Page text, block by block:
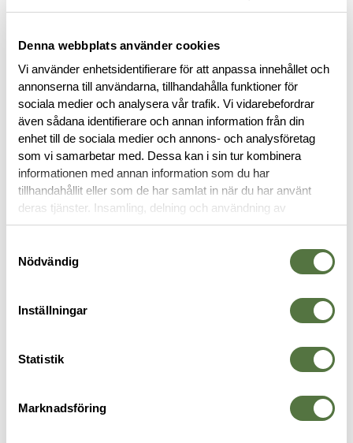
Denna webbplats använder cookies
Vi använder enhetsidentifierare för att anpassa innehållet och
annonserna till användarna, tillhandahålla funktioner för
sociala medier och analysera vår trafik. Vi vidarebefordrar
även sådana identifierare och annan information från din
enhet till de sociala medier och annons- och analysföretag
som vi samarbetar med. Dessa kan i sin tur kombinera
informationen med annan information som du har
tillhandahållit eller som de har samlat in när du har använt
deras tjänster. Insamling, delning och användning av
personuppgifter kan användas för personalisering av
Nödvändig
Inställningar
Statistik
Marknadsföring
Läs mer
BESKRIVNING
RECENSIONER
OM VARUMÄRKET
LIGGUNDERLAG